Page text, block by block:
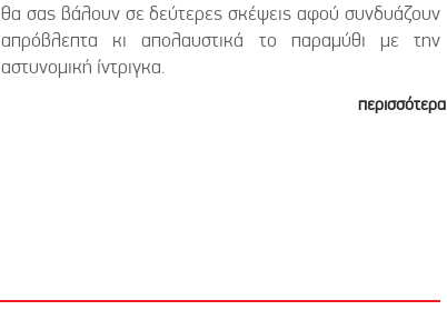
θα σας βάλουν σε δεύτερες σκέψεις αφού συνδυάζουν
απρόβλεπτα κι απολαυστικά το παραμύθι με την
αστυνομική ίντριγκα.
περισσότερα